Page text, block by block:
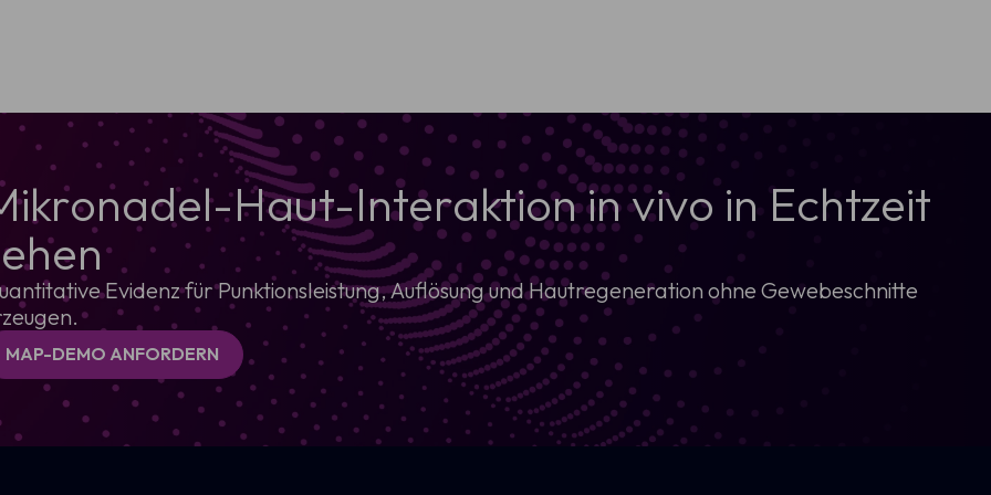
Haut-Interaktion in vivo in Echtzeit
Evidenz für Punktionsleistung, Auflösung und Hautregeneration ohne Gewebeschnitte
MAP-DEMO ANFORDERN